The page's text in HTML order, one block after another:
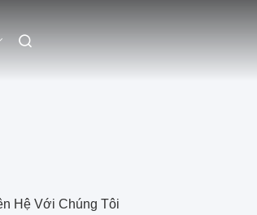
Hệ Với Chúng Tôi